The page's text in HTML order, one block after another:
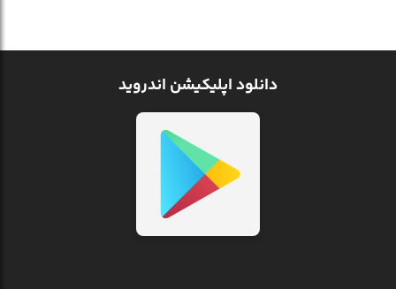
دانلود اپلیکیشن اندروید